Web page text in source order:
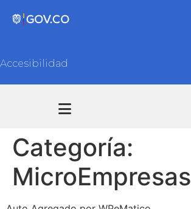
Accesibilidad
Categoría:
MicroEmpresas